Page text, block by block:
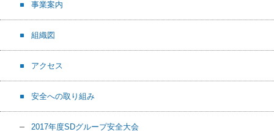
事業案内
組織図
アクセス
安全への取り組み
2017年度SDグループ安全大会